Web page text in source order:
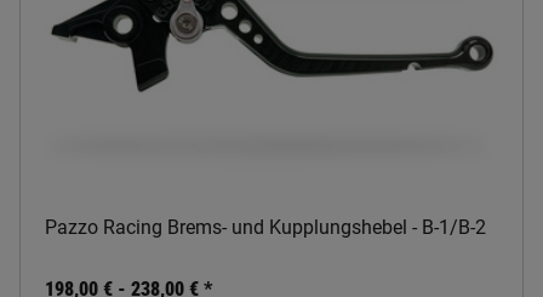
Pazzo Racing Brems- und Kupplungshebel - B-1/B-2
198,00 € - 238,00 € *